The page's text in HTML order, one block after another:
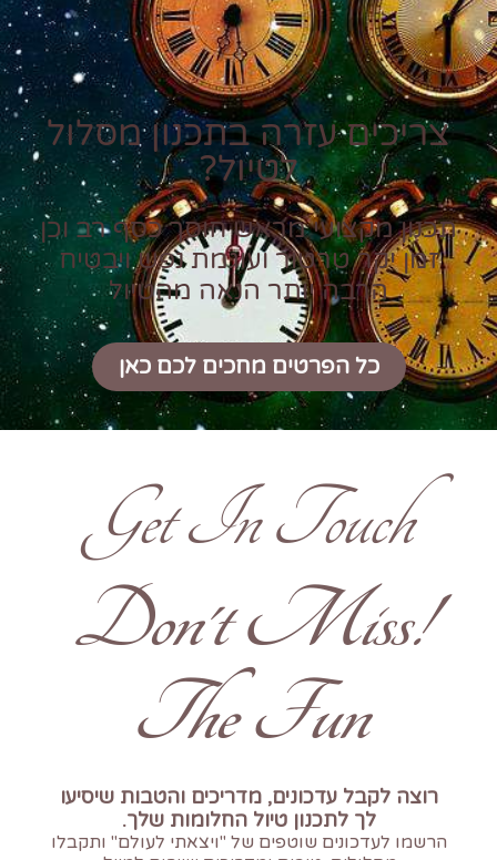
צריכים עזרה בתכנון מסלול
לטיול?
תכנון מקצועי מראש חוסך כסף רב וכן
זמן יקר טרטור ועוגמת נפש ויבטיח
הרבה יותר הנאה מהטיול
כל הפרטים מחכים לכם כאן
Get In Touch
!Don't Miss
The Fun